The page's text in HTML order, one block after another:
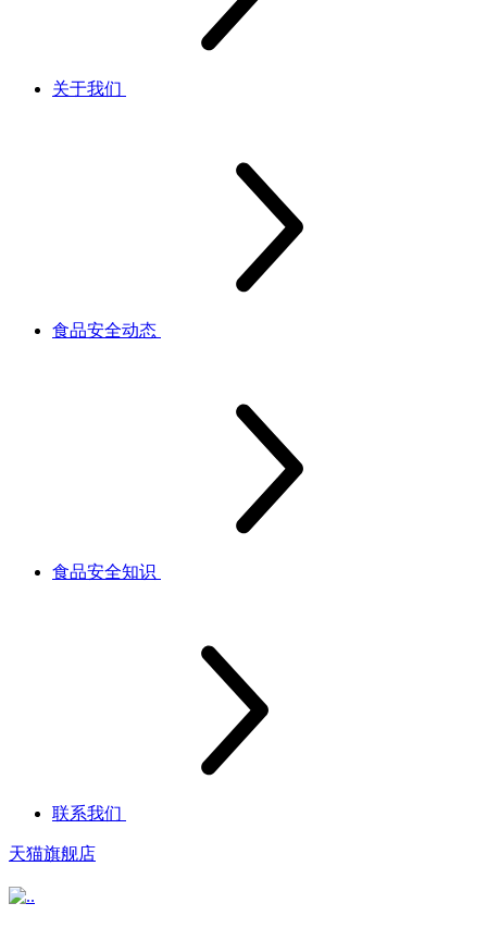
关于我们
食品安全动态
食品安全知识
联系我们
天猫旗舰店